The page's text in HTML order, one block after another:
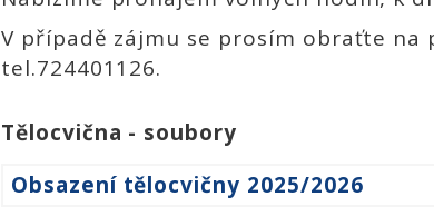
V případě zájmu se prosím obraťte na
tel.724401126.
Tělocvična - soubory
Obsazení tělocvičny 2025/2026